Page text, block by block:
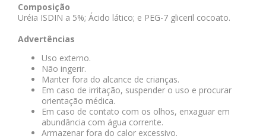
Composição
Uréia ISDIN a 5%; Ácido lático; e PEG-7 gliceril cocoato.
Advertências
Uso externo.
Não ingerir.
Manter fora do alcance de crianças.
Em caso de irritação, suspender o uso e procurar
orientação médica.
Em caso de contato com os olhos, enxaguar em
abundância com água corrente.
Armazenar fora do calor excessivo.